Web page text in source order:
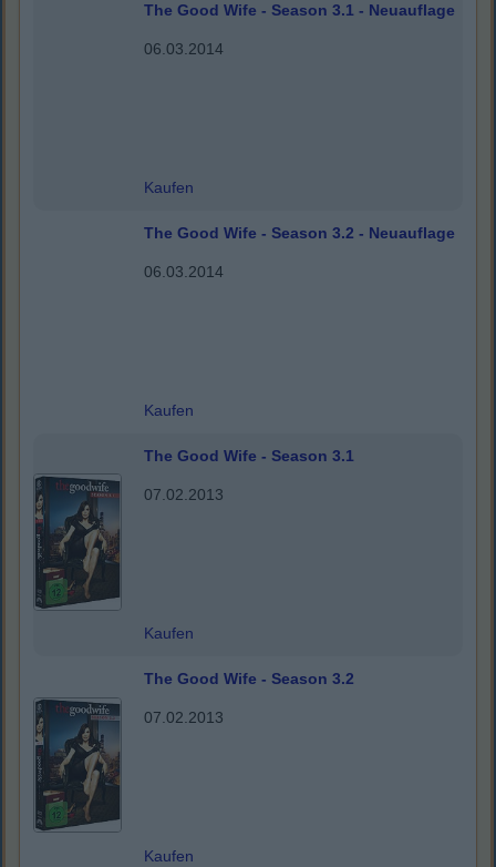
The Good Wife - Season 3.1 - Neuauflage
06.03.2014
Kaufen
The Good Wife - Season 3.2 - Neuauflage
06.03.2014
Kaufen
The Good Wife - Season 3.1
07.02.2013
Kaufen
The Good Wife - Season 3.2
07.02.2013
Kaufen